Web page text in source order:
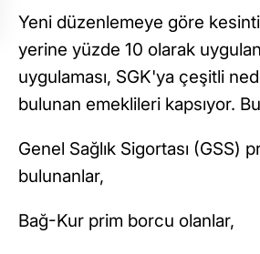
Yeni düzenlemeye göre
yerine yüzde 10 olarak
uygulaması, SGK'ya çeşitli
bulunan emeklileri kapsıyor.
Genel Sağlık Sigortası (GSS)
bulunanlar,
Bağ-Kur prim borcu olanlar,